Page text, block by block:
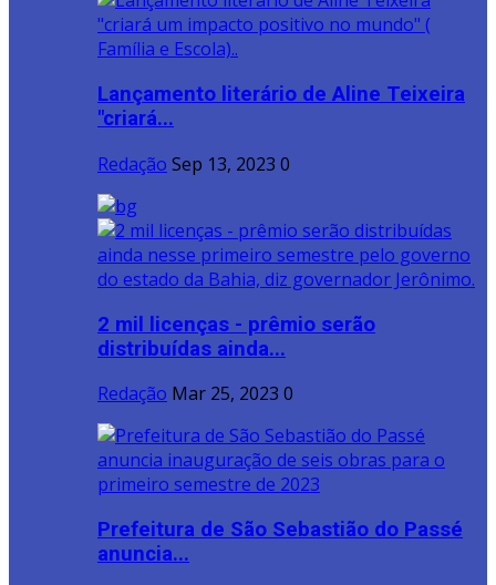
Lançamento literário de Aline Teixeira
"criará...
Redação Sep 13, 2023 0
2 mil licenças - prêmio serão
distribuídas ainda...
Redação Mar 25, 2023 0
Prefeitura de São Sebastião do Passé
anuncia...